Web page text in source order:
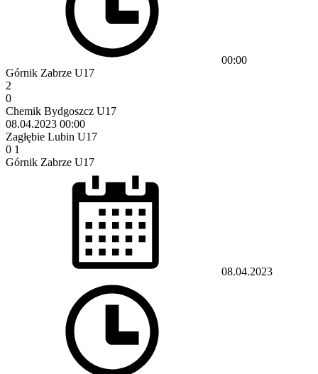
00:00
Górnik Zabrze U17
2
0
Chemik Bydgoszcz U17
08.04.2023 00:00
Zagłębie Lubin U17
0 1
Górnik Zabrze U17
08.04.2023